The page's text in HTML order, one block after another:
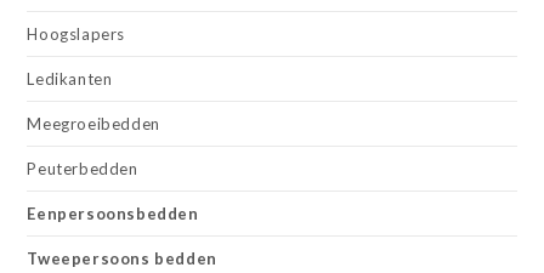
Hoogslapers
Ledikanten
Meegroeibedden
Peuterbedden
Eenpersoonsbedden
Tweepersoons bedden